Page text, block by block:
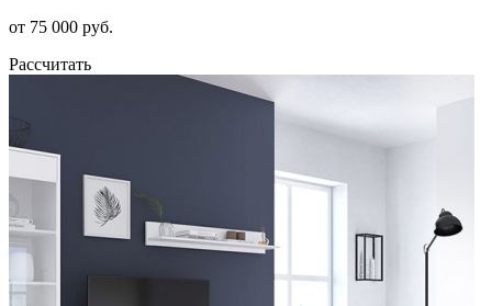
от 75 000 руб.
Рассчитать